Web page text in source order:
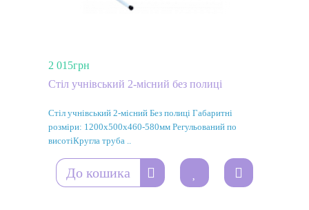
2 015грн
Стіл учнівський 2-місний без полиці
Стіл учнівський 2-місний Без полиці Габаритні
розміри: 1200х500х460-580мм Регульований по
висотіКругла труба ..
До кошика